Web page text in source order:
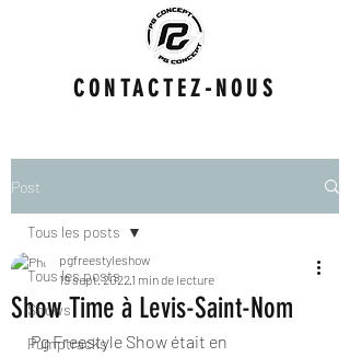
CONTACTEZ-NOUS
Post
Tous les posts
Shows
Pumptracks
Tous les posts
Show Time à Levis-Saint-Nom
pgfreestyleshow
19 sept. 20221 min de lecture
Pg Freestyle Show était en